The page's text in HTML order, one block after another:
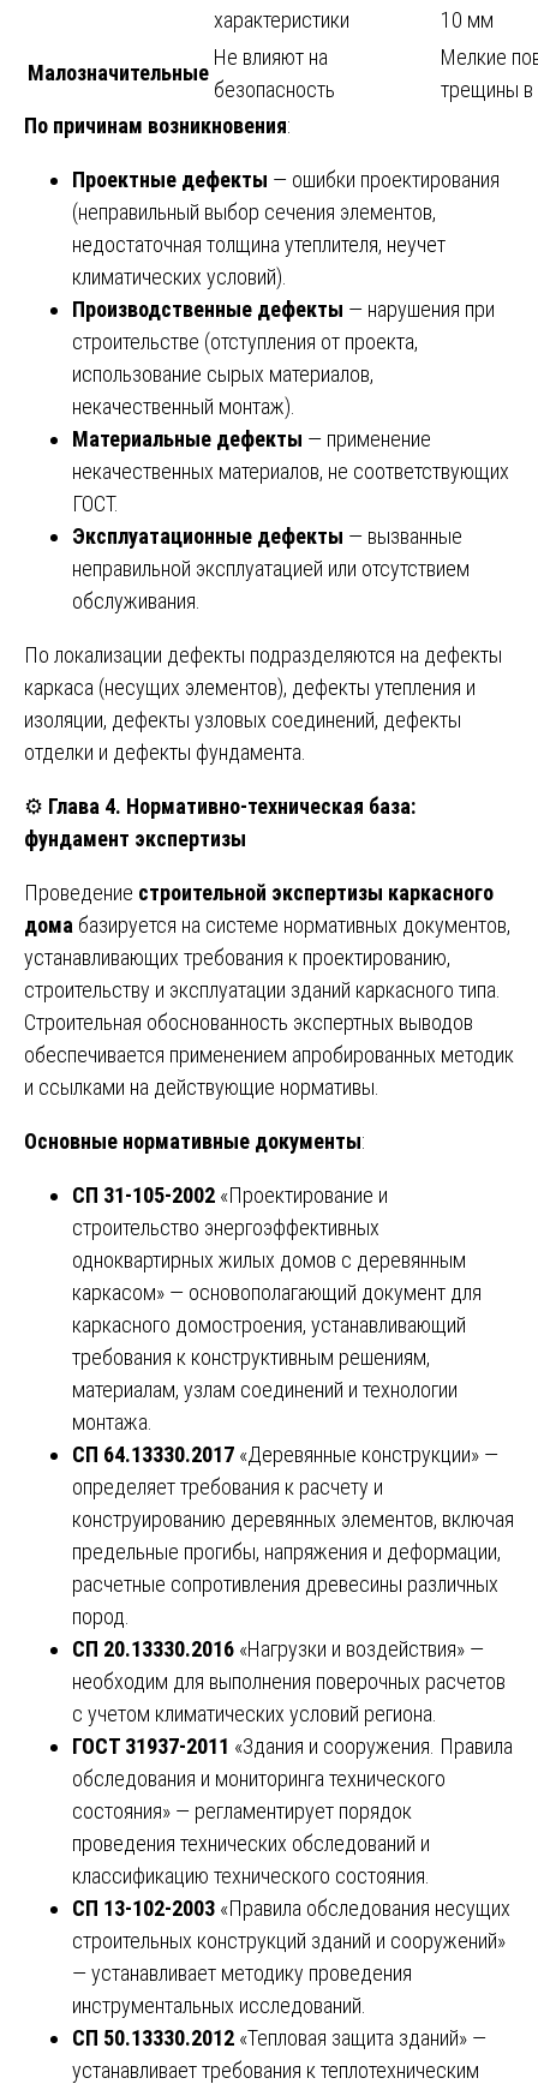
характеристики 10 мм
Малозначительные
Не влияют на
безопасность
Мелкие
трещины в
По причинам возникновения:
Проектные дефекты — ошибки проектирования
(неправильный выбор сечения элементов,
недостаточная толщина утеплителя, неучет
климатических условий).
Производственные дефекты — нарушения при
строительстве (отступления от проекта,
использование сырых материалов,
некачественный монтаж).
Материальные дефекты — применение
некачественных материалов, не соответствующих
ГОСТ.
Эксплуатационные дефекты — вызванные
неправильной эксплуатацией или отсутствием
обслуживания.
По локализации дефекты подразделяются на дефекты
каркаса (несущих элементов), дефекты утепления и
изоляции, дефекты узловых соединений, дефекты
отделки и дефекты фундамента.
⚙️ Глава 4. Нормативно-техническая база:
фундамент экспертизы
Проведение строительной экспертизы каркасного
дома базируется на системе нормативных документов,
устанавливающих требования к проектированию,
строительству и эксплуатации зданий каркасного типа.
Строительная обоснованность экспертных выводов
обеспечивается применением апробированных методик
и ссылками на действующие нормативы.
Основные нормативные документы:
СП 31-105-2002 «Проектирование и
строительство энергоэффективных
одноквартирных жилых домов с деревянным
каркасом» — основополагающий документ для
каркасного домостроения, устанавливающий
требования к конструктивным решениям,
материалам, узлам соединений и технологии
монтажа.
СП 64.13330.2017 «Деревянные конструкции» —
определяет требования к расчету и
конструированию деревянных элементов, включая
предельные прогибы, напряжения и деформации,
расчетные сопротивления древесины различных
пород.
СП 20.13330.2016 «Нагрузки и воздействия» —
необходим для выполнения поверочных расчетов
с учетом климатических условий региона.
ГОСТ 31937-2011 «Здания и сооружения. Правила
обследования и мониторинга технического
состояния» — регламентирует порядок
проведения технических обследований и
классификацию технического состояния.
СП 13-102-2003 «Правила обследования несущих
строительных конструкций зданий и сооружений»
— устанавливает методику проведения
инструментальных исследований.
СП 50.13330.2012 «Тепловая защита зданий» —
устанавливает требования к теплотехническим